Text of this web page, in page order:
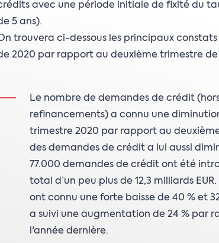
avec une période initiale de fixité du
5 ans).
trouvera ci-dessous les principaux
2020 par rapport au deuxième trimestre de
Le nombre de demandes de crédit
refinancements) a connu une
trimestre 2020 par rapport au
des demandes de crédit a lui aussi
77.000 demandes de crédit ont été
total d’un peu plus de 12,3 milliards
ont connu une forte baisse de 40 % et
a suivi une augmentation de 24 % par
l'année dernière.